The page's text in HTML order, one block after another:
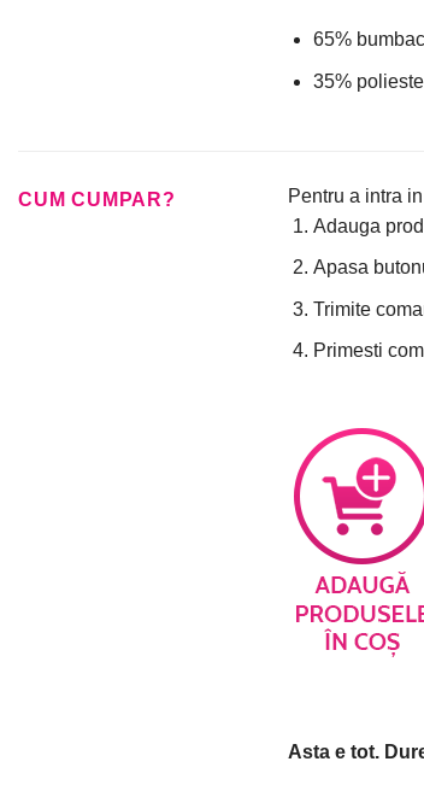
65% bumbac
35%
CUM CUMPAR?
Pentru a intra
Adauga
Apasa
Trimite
Primesti
Asta e tot.